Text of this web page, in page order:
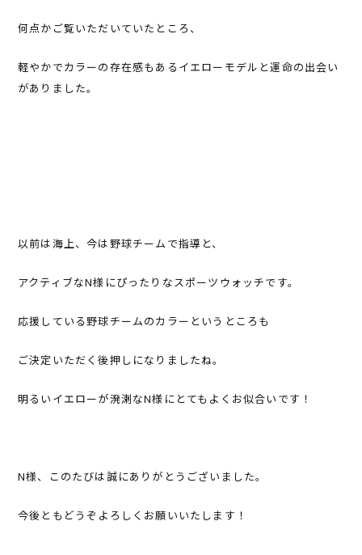
何点かご覧いただいていたところ、
軽やかでカラーの存在感もあるイエローモデルと運命の出会い
がありました。
以前は海上、今は野球チームで指導と、
アクティブなN様にぴったりなスポーツウォッチです。
応援している野球チームのカラーというところも
ご決定いただく後押しになりましたね。
明るいイエローが溌溂なN様にとてもよくお似合いです！
N様、このたびは誠にありがとうございました。
今後ともどうぞよろしくお願いいたします！